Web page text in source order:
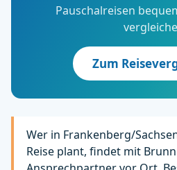
Pauschalreisen
Zum
Wer in Frankenberg/
Reise plant, findet mit